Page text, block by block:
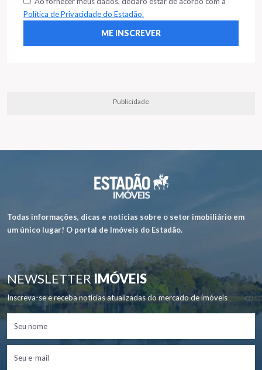
Política de Privacidade do Estadão.
Publicidade
Todas informações, dicas e notícias sobre o setor imobiliário em
um único lugar! O portal de Imóveis do Estadão.
NEWSLETTERIMÓVEIS
Inscreva-se e receba notícias atualizadas do mercado de imóveis